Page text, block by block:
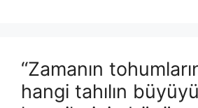
“Zamanın
hangi tahılın